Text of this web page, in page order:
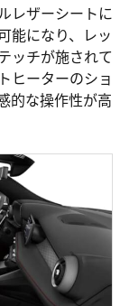
レザーシートに
能になり、レッ
ッチが施されて
ヒーターのショ
的な操作性が高